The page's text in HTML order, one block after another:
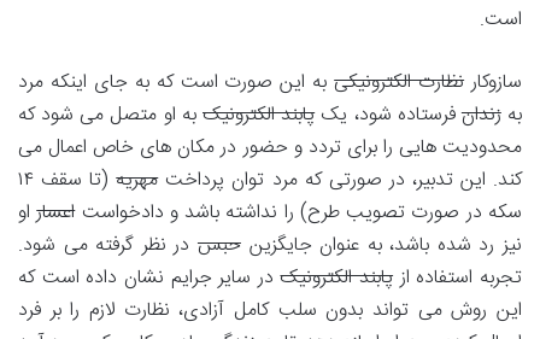
است.
سازوکارنظارت الکترونیکیبه این صورت است که به جای اینکه مرد
بهزندانفرستاده شود، یکپابند الکترونیکبه او متصل می شود که
محدودیت هایی را برای تردد و حضور در مکان های خاص اعمال می
کند. این تدبیر، در صورتی که مرد توان پرداختمهریه
(تا سقف ۱۴
سکه در صورت تصویب طرح) را نداشته باشد و دادخواستاعساراو
نیز رد شده باشد، به عنوان جایگزینحبس در نظر گرفته می شود.
تجربه استفاده ازپابند الکترونیکدر سایر جرایم نشان داده است که
این روش می تواند بدون سلب کامل آزادی، نظارت لازم را بر فرد